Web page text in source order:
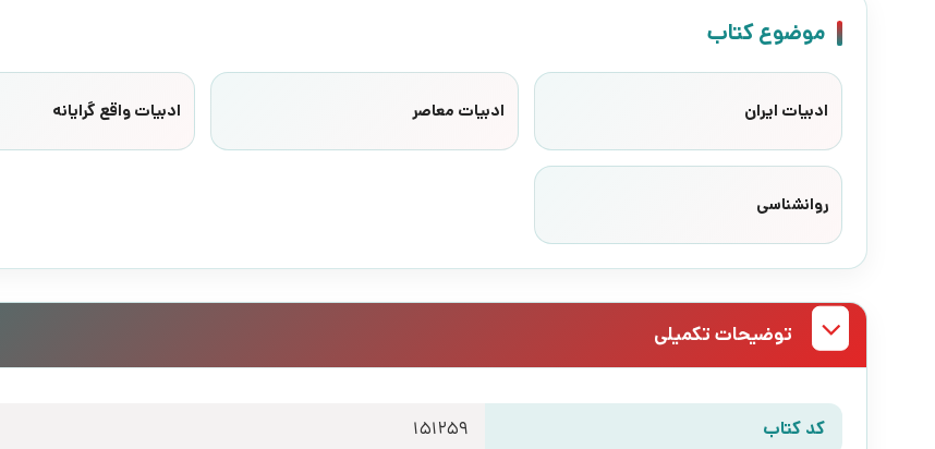
موضوع کتاب
ادبیات ایران ادبیات معاصر ادبیات واقع گرایانه
روانشناسی
توضیحات تکمیلی
کد کتاب 151259